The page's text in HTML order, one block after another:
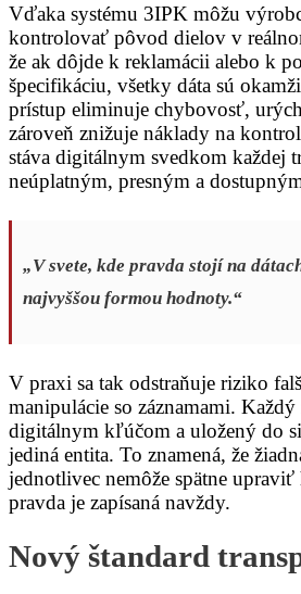
Vďaka systému 3IPK môžu
kontrolovať pôvod dielov v
že ak dôjde k reklamácii alebo k
špecifikáciu, všetky dáta sú
prístup eliminuje chybovosť,
zároveň znižuje náklady na
stáva digitálnym svedkom každej
neúplatným, presným a
„V svete, kde pravda stojí na
najvyššou formou hodnoty.“
V praxi sa tak odstraňuje riziko
manipulácie so záznamami.
digitálnym kľúčom a uložený do
jediná entita. To znamená, že
jednotlivec nemôže spätne
pravda je zapísaná navždy.
Nový štandard